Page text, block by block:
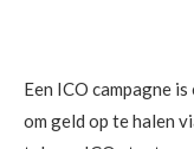
Een ICO campagne
om geld op te halen